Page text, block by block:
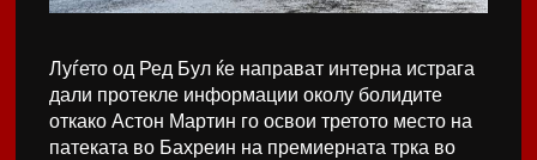
Луѓето од Ред Бул ќе направат интерна истрага
дали протекле информации околу болидите
откако Астон Мартин го освои третото место на
патеката во Бахреин на премиерната трка во